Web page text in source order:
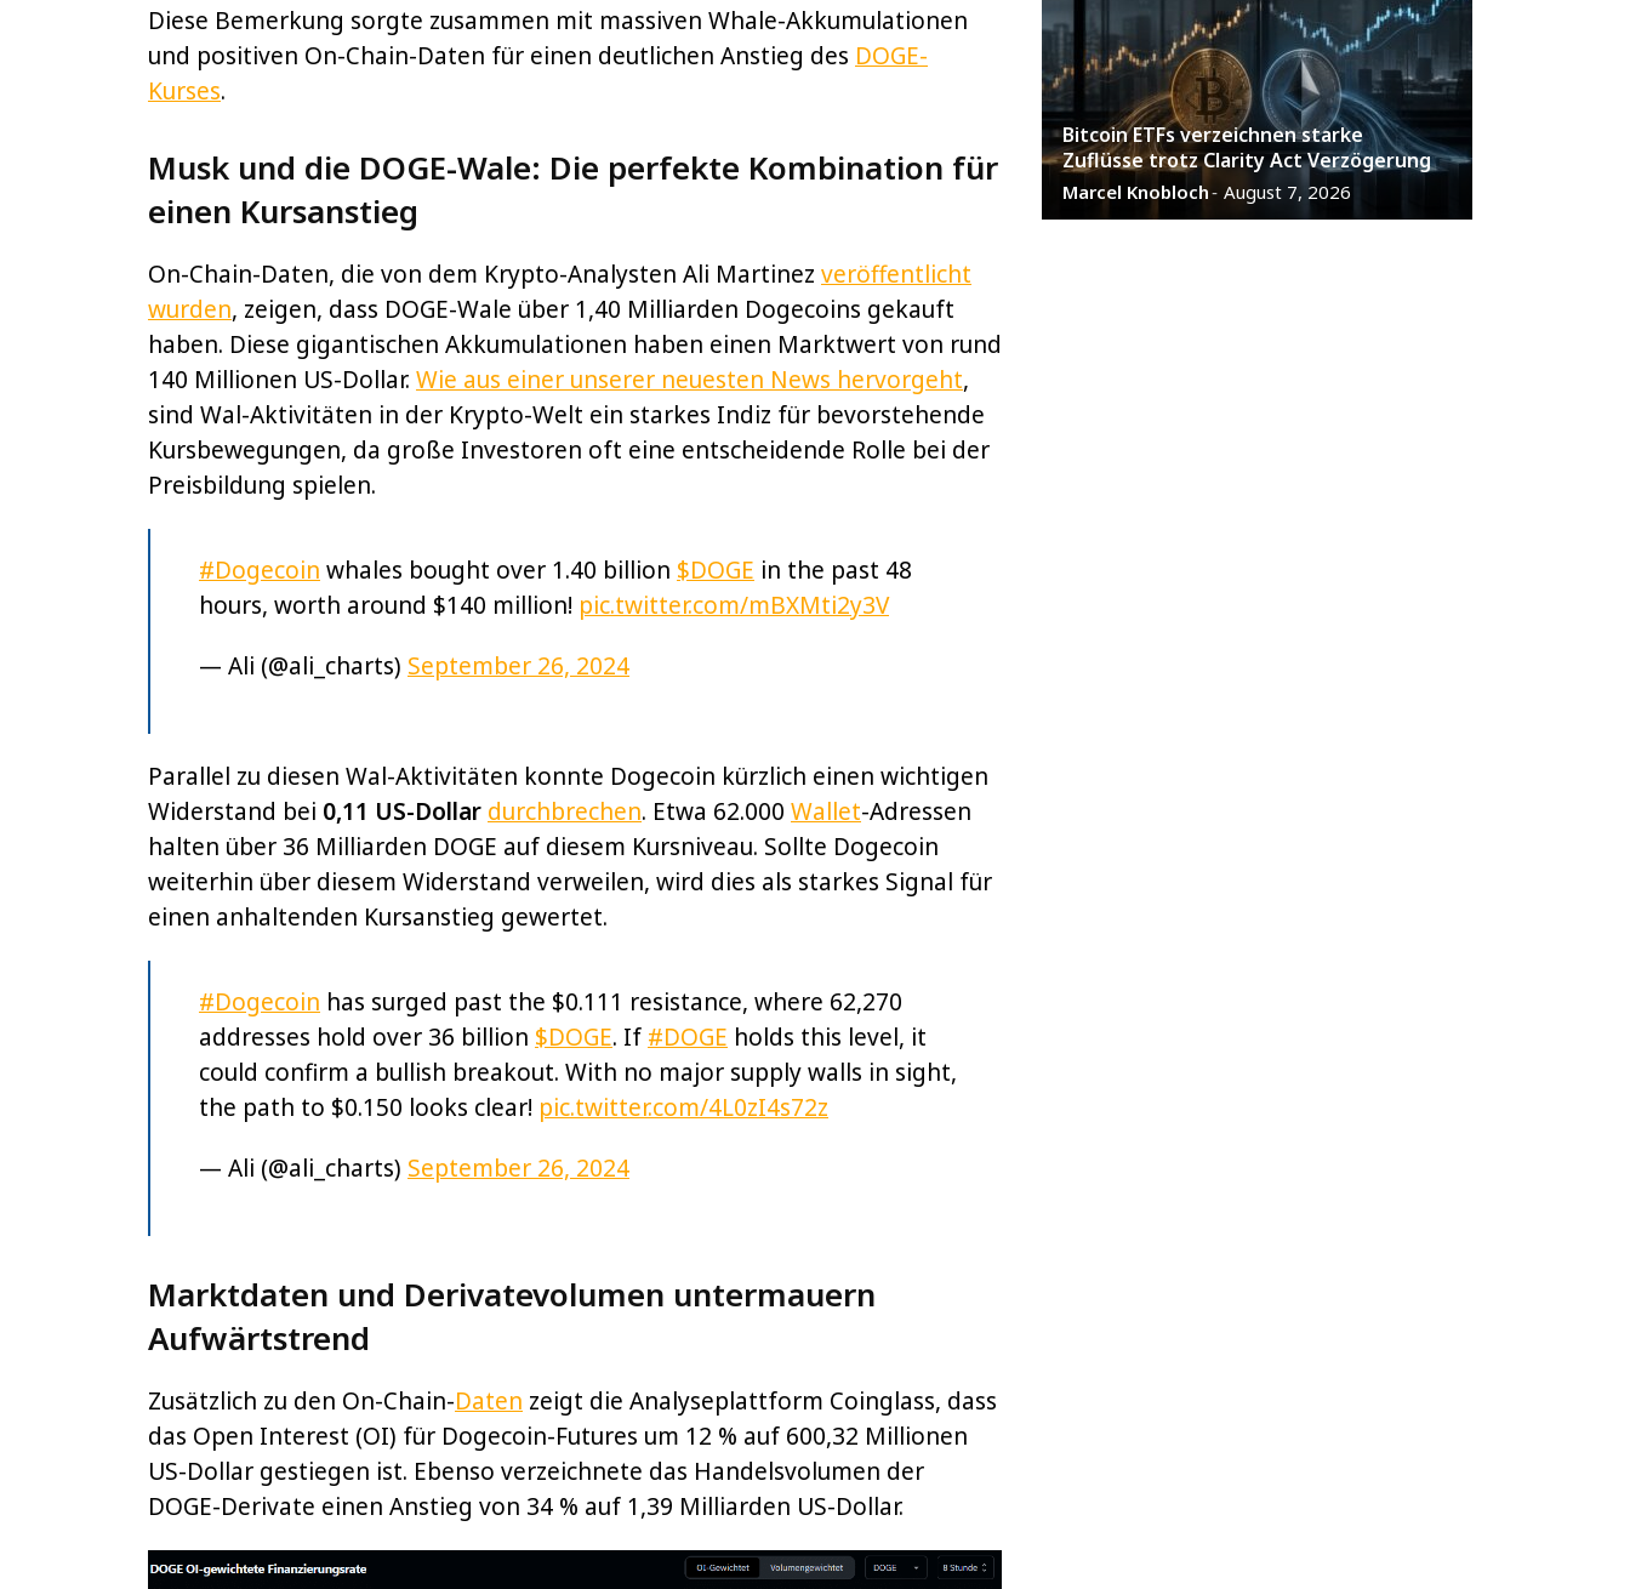
Diese Bemerkung sorgte zusammen mit massiven Whale-Akkumulationen
und positiven On-Chain-Daten für einen deutlichen Anstieg des DOGE-
Kurses.
Musk und die DOGE-Wale: Die perfekte Kombination für
einen Kursanstieg
On-Chain-Daten, die von dem Krypto-Analysten Ali Martinez veröffentlicht
wurden, zeigen, dass DOGE-Wale über 1,40 Milliarden Dogecoins gekauft
haben. Diese gigantischen Akkumulationen haben einen Marktwert von rund
140 Millionen US-Dollar. Wie aus einer unserer neuesten News hervorgeht,
sind Wal-Aktivitäten in der Krypto-Welt ein starkes Indiz für bevorstehende
Kursbewegungen, da große Investoren oft eine entscheidende Rolle bei der
Preisbildung spielen.
#Dogecoin whales bought over 1.40 billion $DOGE in the past 48
hours, worth around $140 million! pic.twitter.com/mBXMti2y3V
— Ali (@ali_charts) September 26, 2024
Parallel zu diesen Wal-Aktivitäten konnte Dogecoin kürzlich einen wichtigen
Widerstand bei 0,11 US-Dollar durchbrechen. Etwa 62.000 Wallet-Adressen
halten über 36 Milliarden DOGE auf diesem Kursniveau. Sollte Dogecoin
weiterhin über diesem Widerstand verweilen, wird dies als starkes Signal für
einen anhaltenden Kursanstieg gewertet.
#Dogecoin has surged past the $0.111 resistance, where 62,270
addresses hold over 36 billion $DOGE. If #DOGE holds this level, it
could confirm a bullish breakout. With no major supply walls in sight,
the path to $0.150 looks clear! pic.twitter.com/4L0zI4s72z
— Ali (@ali_charts) September 26, 2024
Marktdaten und Derivatevolumen untermauern
Aufwärtstrend
Zusätzlich zu den On-Chain-Daten zeigt die Analyseplattform Coinglass, dass
das Open Interest (OI) für Dogecoin-Futures um 12 % auf 600,32 Millionen
US-Dollar gestiegen ist. Ebenso verzeichnete das Handelsvolumen der
DOGE-Derivate einen Anstieg von 34 % auf 1,39 Milliarden US-Dollar.
Bitcoin ETFs verzeichnen starke
Zuflüsse trotz Clarity Act Verzögerung
Marcel Knobloch- August 7, 2026